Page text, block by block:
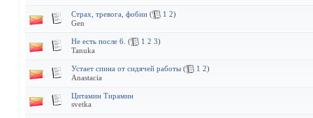
Страх, тревога, фобии ( 1 2)
Gen
Не есть после 6. ( 1 2 3)
Tanuka
Устает спина от сидячей работы ( 1 2)
Anastacia
Цитамин Тирамин
svetka